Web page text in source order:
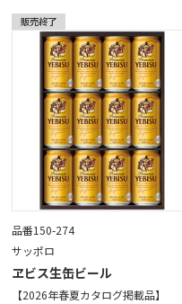
品番150-274
サッポロ
ヱビス生缶ビール
【2026年春夏カタログ掲載品】